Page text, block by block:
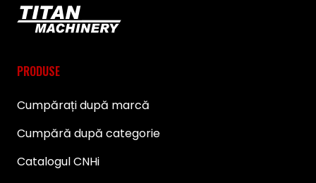
PRODUSE
Cumpărați după marcă
Cumpără după categorie
Catalogul CNHi